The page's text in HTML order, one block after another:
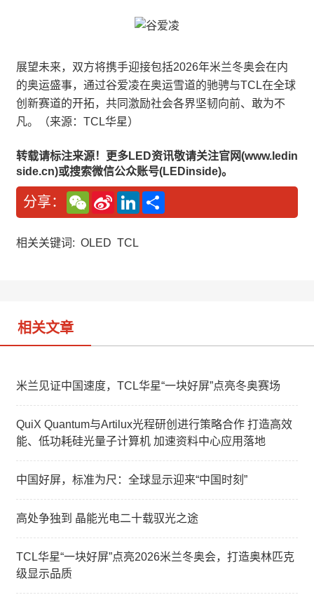
展望未来，双方将携手迎接包括2026年米兰冬奥会在内
的奥运盛事，通过谷爱凌在奥运雪道的驰骋与TCL在全球
创新赛道的开拓，共同激励社会各界坚韧向前、敢为不
凡。（来源：TCL华星）
转载请标注来源！更多LED资讯敬请关注官网(www.ledin
side.cn)或搜索微信公众账号(LEDinside)。
分享：
W
e
C
a
S
n
W
L
n
相关关键词: OLED TCL
相关文章
米兰见证中国速度，TCL华星“一块好屏”点亮冬奥赛场
QuiX Quantum与Artilux光程研创进行策略合作 打造高效
能、低功耗硅光量子计算机 加速资料中心应用落地
中国好屏，标准为尺：全球显示迎来“中国时刻”
高处争独到 晶能光电二十载驭光之途
TCL华星“一块好屏”点亮2026米兰冬奥会，打造奥林匹克
级显示品质